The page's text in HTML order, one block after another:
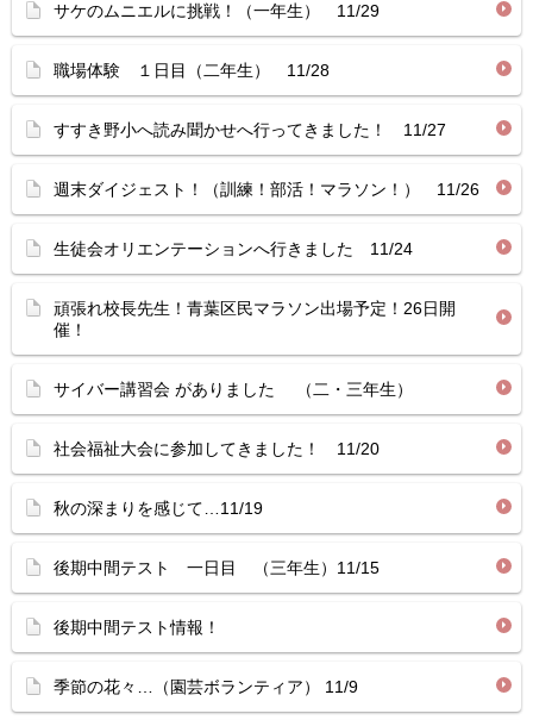
サケのムニエルに挑戦！（一年生） 11/29
職場体験 １日目（二年生） 11/28
すすき野小へ読み聞かせへ行ってきました！ 11/27
週末ダイジェスト！（訓練！部活！マラソン！） 11/26
生徒会オリエンテーションへ行きました 11/24
頑張れ校長先生！青葉区民マラソン出場予定！26日開
催！
サイバー講習会 がありました （二・三年生）
社会福祉大会に参加してきました！ 11/20
秋の深まりを感じて…11/19
後期中間テスト 一日目 （三年生）11/15
後期中間テスト情報！
季節の花々…（園芸ボランティア） 11/9